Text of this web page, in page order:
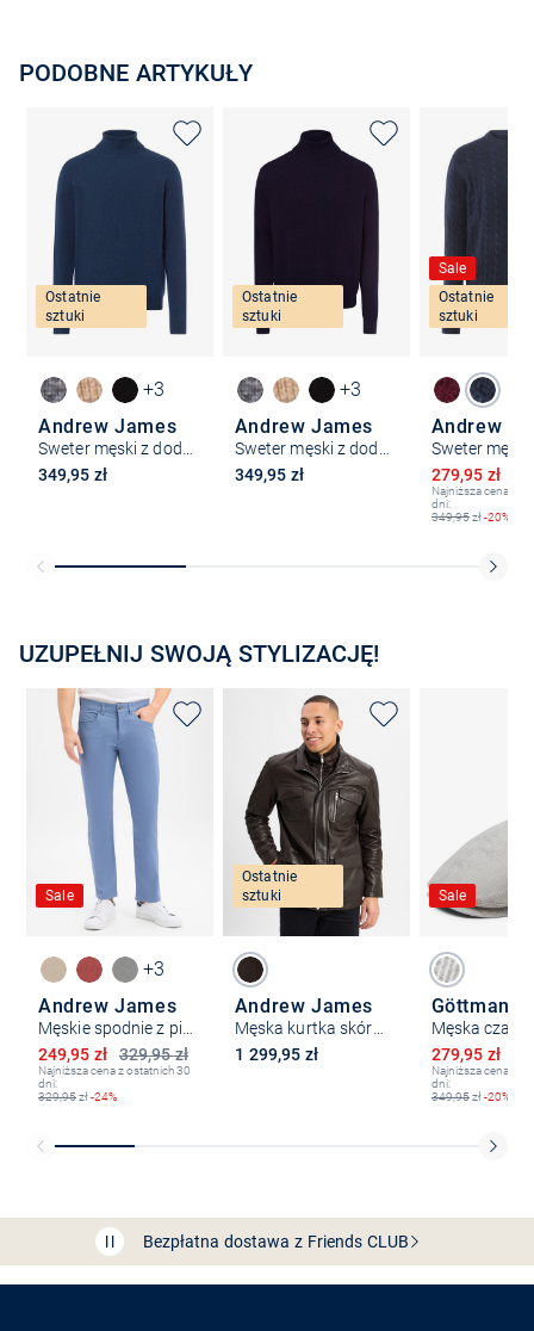
PODOBNE ARTYKUŁY
Ostatnie
sztuki
+3
Andrew James
349,95 zł
Ostatnie
sztuki
+3
Andrew James
349,95 zł
Sale
Ostatnie
sztuki
Andrew
Obniżona
279,95 zł
Najniższa cena z
dni:
349,95zł-20%
UZUPEŁNIJ SWOJĄ STYLIZACJĘ!
Sale
+3
Andrew James
329,95 zł
Obniżona cena
249,95 zł
Najniższa cena z ostatnich 30
dni:
329,95zł-24%
Ostatnie
sztuki
Andrew James
1 299,95 zł
Sale
Göttmann
Obniżona
279,95 zł
Najniższa cena z
dni:
349,95zł-20%
Przedłużenie czasu zwrotu towaru: 60 dni
Odkryj aplikację VANGRAAF